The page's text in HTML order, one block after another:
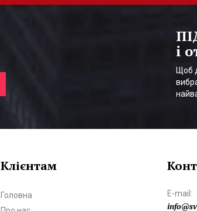
і
Щоб
Клієнтам
Головна
E-mail: